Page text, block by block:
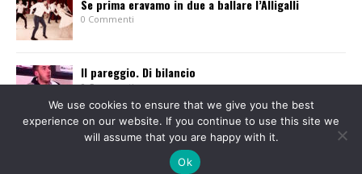
Se prima eravamo in due a ballare l’Alligalli
0 Commenti
Il pareggio. Di bilancio
0 Commenti
© 2013-2015 Tutti i diritti sono riservati. Giornale l'Eusebiano Soc. Coop. a r.l. - P.
We use cookies to ensure that we give you the best
experience on our website. If you continue to use this site we
will assume that you are happy with it.
Ok